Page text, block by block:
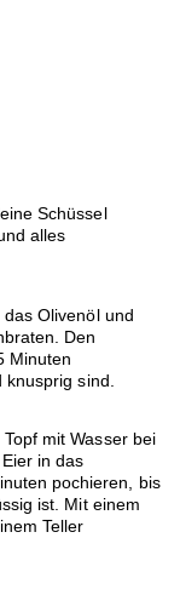
Schüssel
alles
Olivenöl und
Den
Minuten
knusprig sind.
mit Wasser bei
in das
pochieren, bis
ist. Mit einem
Teller